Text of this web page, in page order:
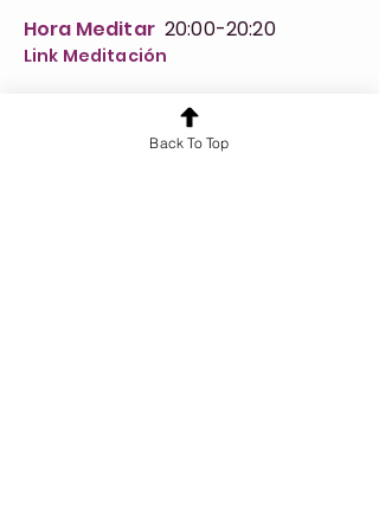
Hora Meditar 20:00-20:20
Link Meditación
Back To Top